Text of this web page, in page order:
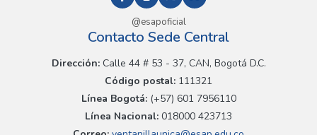
@esapoficial
Contacto Sede Central
Dirección:Calle 44 # 53 - 37, CAN, Bogotá D.C.
Código postal: 111321
Línea Bogotá:(+57) 601 7956110
Línea Nacional: 018000 423713